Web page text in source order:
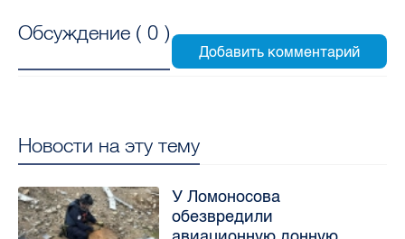
Обсуждение ( 0 )
Новости на эту тему
У Ломоносова
обезвредили